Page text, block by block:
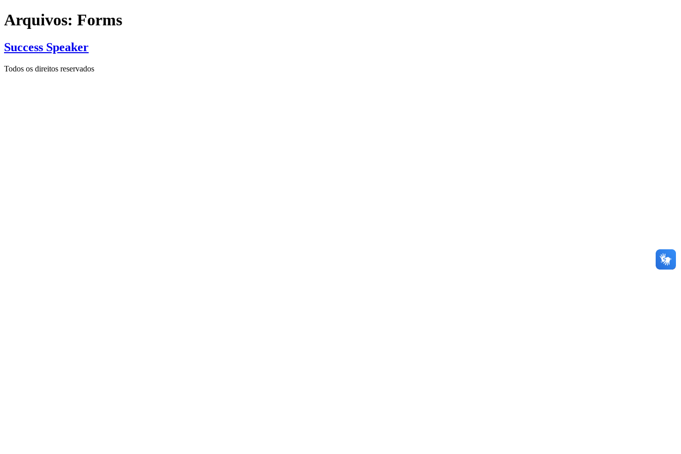
Arquivos: Forms
Success Speaker
Todos os direitos reservados